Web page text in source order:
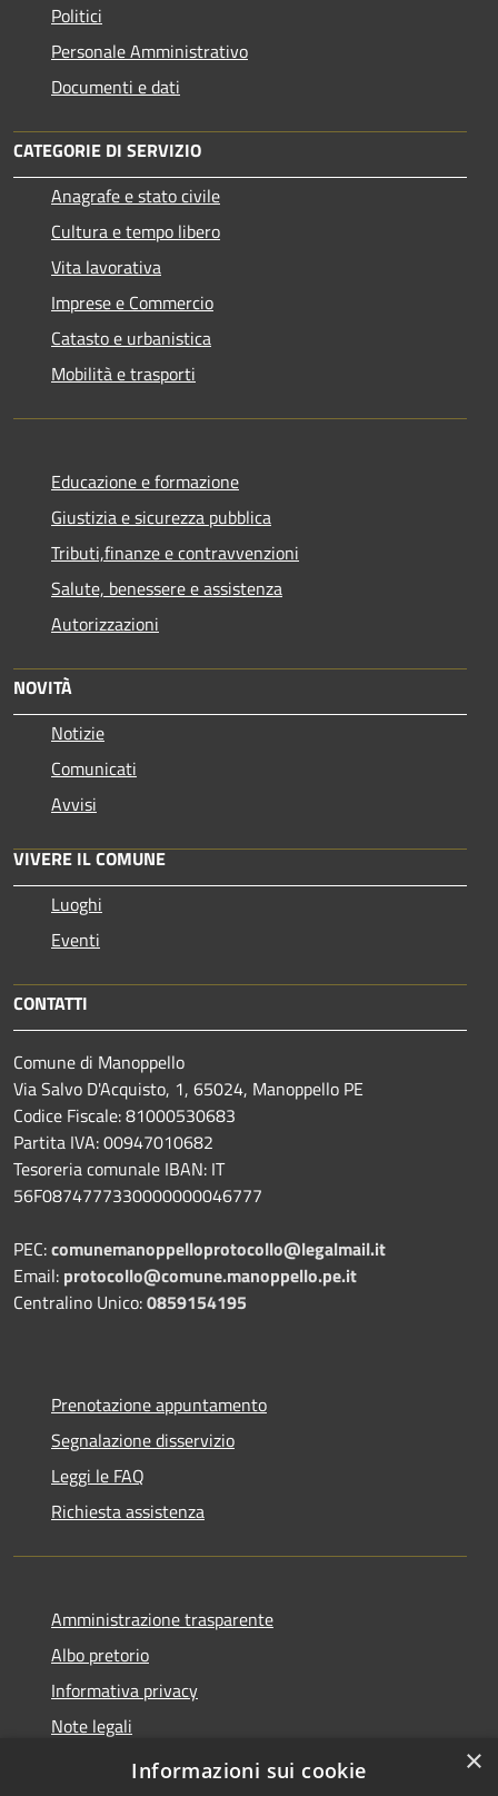
Politici
Personale Amministrativo
Documenti e dati
CATEGORIE DI SERVIZIO
Anagrafe e stato civile
Cultura e tempo libero
Vita lavorativa
Imprese e Commercio
Catasto e urbanistica
Mobilità e trasporti
Educazione e formazione
Giustizia e sicurezza pubblica
Tributi,finanze e contravvenzioni
Salute, benessere e assistenza
Autorizzazioni
NOVITÀ
Notizie
Comunicati
Avvisi
VIVERE IL COMUNE
Luoghi
Eventi
CONTATTI
Comune di Manoppello
Via Salvo D'Acquisto, 1, 65024, Manoppello PE
Codice Fiscale: 81000530683
Partita IVA: 00947010682
Tesoreria comunale IBAN: IT
56F0874777330000000046777
PEC:comunemanoppelloprotocollo@legalmail.it
Email: protocollo@comune.manoppello.pe.it
Centralino Unico:0859154195
Prenotazione appuntamento
Segnalazione disservizio
Leggi le FAQ
Richiesta assistenza
Amministrazione trasparente
Albo pretorio
Informativa privacy
Note legali
Dichiarazione di accessibilità
×
Informazioni sui cookie